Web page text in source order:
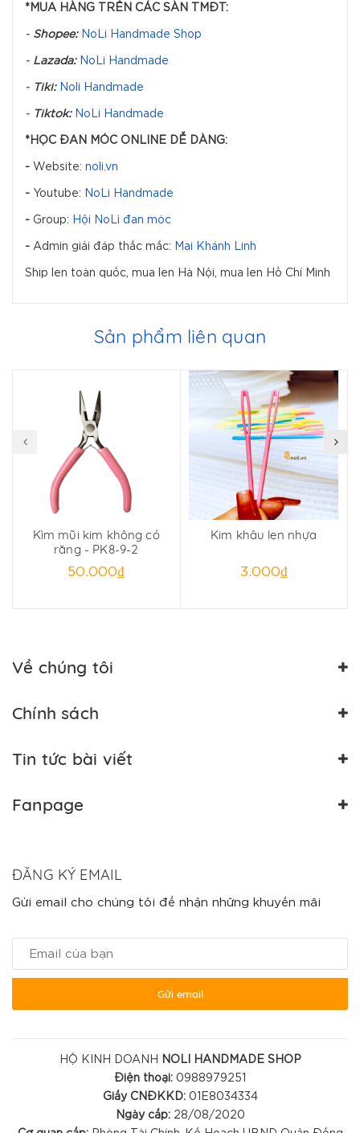
*MUA HÀNG TRÊN CÁC SÀN TMĐT:
- Shopee: NoLi Handmade Shop
- Lazada: NoLi Handmade
- Tiki: Noli Handmade
- Tiktok: NoLi Handmade
*HỌC ĐAN MÓC ONLINE DỄ DÀNG:
- Website: noli.vn
- Youtube: NoLi Handmade
- Group: Hội NoLi đan móc
- Admin giải đáp thắc mắc: Mai Khánh Linh
Ship len toàn quốc, mua len Hà Nội, mua len Hồ Chí Minh
Sản phẩm liên quan
Kìm mũi kim không có
răng - PK8-9-2
50.000₫
Kim khâu len nhựa
3.000₫
Về chúng tôi
Chính sách
Tin tức bài viết
Fanpage
ĐĂNG KÝ EMAIL
Gửi email cho chúng tôi để nhận những khuyến mãi
Gửi email
HỘ KINH DOANH
NOLI HANDMADE SHOP
Điện thoại: 0988979251
Giấy CNĐKKD:01E8034334
Ngày cấp:28/08/2020